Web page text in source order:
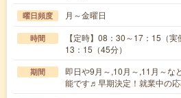
曜日頻度 月～金曜日
時間
【定時】08：30～17：15（
13：15（45分）
期間
即日や9月～,10月～,11月～な
能です♬早期決定！就業中の